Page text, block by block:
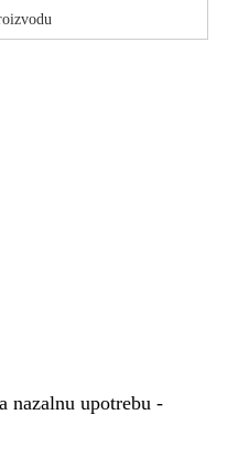
nazalnu upotrebu -